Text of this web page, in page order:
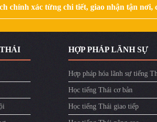
chính xác từng chi tiết, giao nhận tận
HỢP PHÁP LÃNH SỰ
Hợp pháp hóa lãnh sự tiếng
Học tiếng Thái cơ bản
Học tiếng Thái giao tiếp